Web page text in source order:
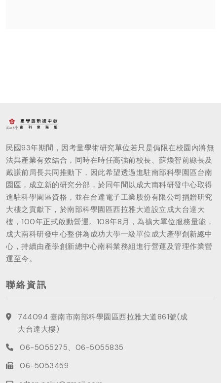
民國93年期間，因考量學術研究單位若只是侷限在校園內將無
法與產業有效結合，同時在時任高強前校長、蘇煥智前縣長及
戴謙前局長共同推動下，因此希望透過進駐南部科學園區台南
園區，成立新的研究分部，於同年間以成大南科研發中心取得
進駐科學園區資格，並在台達電子工業股份有限公司捐贈研究
大樓之貢獻下，於南部科學園區西拉雅大道設立成大台達大
樓，100年正式啟動營運。108年8月，為擴大單位服務量能，
成大南科研發中心整併為成功大學一級單位成大產學創新總中
心，持續由產學創新總中心南科業務組進行營運及管理作業營
運至今。
聯絡資訊
744094 臺南市南部科學園區西拉雅大道861號(成
大台達大樓)
06-5055275、06-5055835
06-5053459